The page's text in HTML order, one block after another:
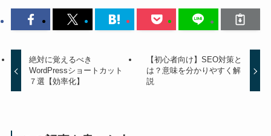
絶対に覚えるべき
WordPressショートカット
７選【効率化】
【初心者向け】SEO対策と
は？意味を分かりやすく解
説